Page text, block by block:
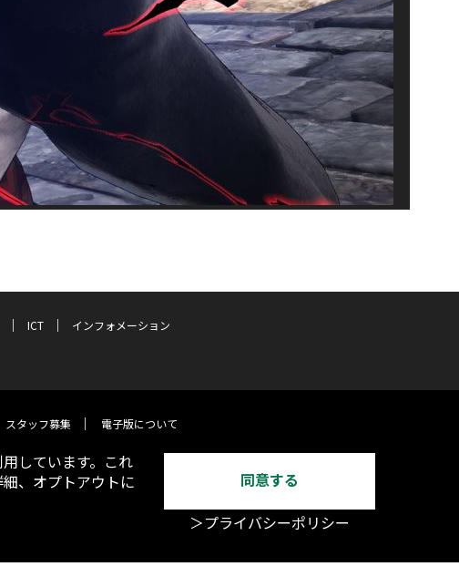
ICT
インフォメーション
スタッフ募集 電子版について
しています。これ
、オプトアウトに
同意する
＞プライバシーポリシー